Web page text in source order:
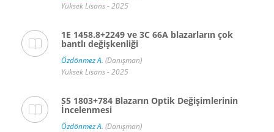
Yüksek Lisans - 2025
1E 1458.8+2249 ve 3C 66A blazarların çok
bantlı değişkenliği
Özdönmez A. (Danışman)
Yüksek Lisans - 2025
S5 1803+784 Blazarın Optik Değişimlerinin
İncelenmesi
Özdönmez A. (Danışman)